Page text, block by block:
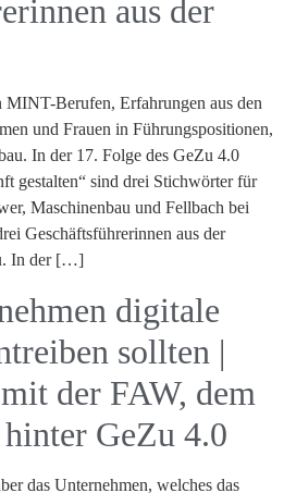
aus der
MINT-Berufen, Erfahrungen aus den
und Frauen in Führungspositionen,
In der 17. Folge des GeZu 4.0
gestalten“ sind drei Stichwörter für
Maschinenbau und Fellbach bei
Geschäftsführerinnen aus der
In der […]
digitale
sollten |
der FAW, dem
GeZu 4.0
das Unternehmen, welches das